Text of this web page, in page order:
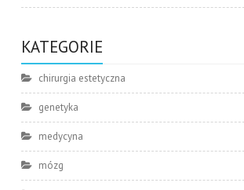
KATEGORIE
chirurgia estetyczna
genetyka
medycyna
mózg